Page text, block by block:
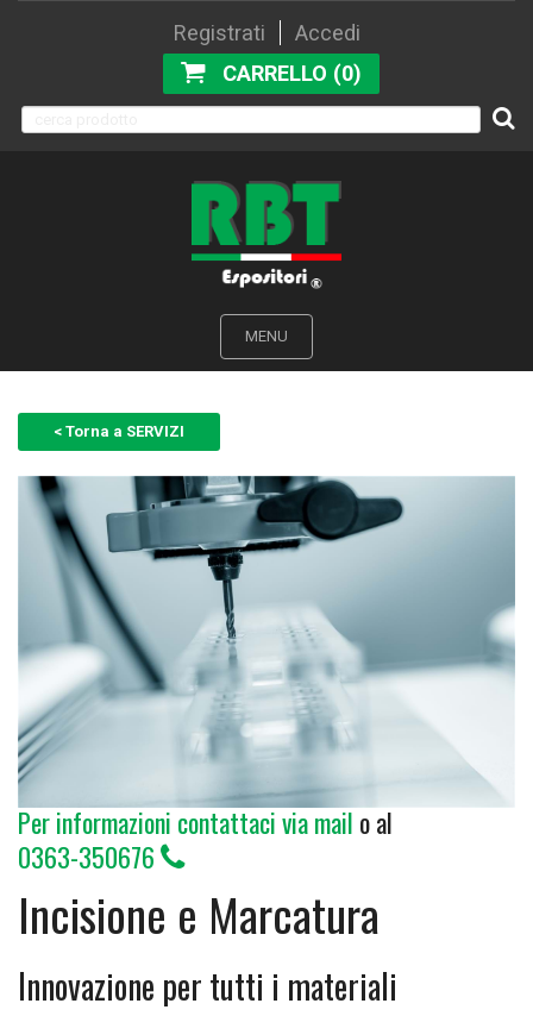
Registrati
Accedi
CARRELLO (0)
MENU
< Torna a SERVIZI
Per informazioni contattaci via mail o al
0363-350676
Incisione e Marcatura
Innovazione per tutti i materiali